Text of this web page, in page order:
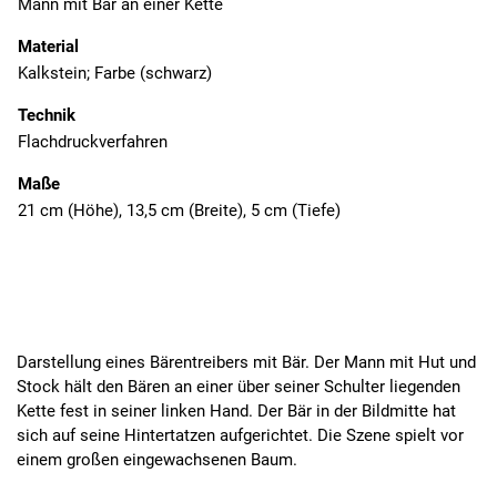
Mann mit Bär an einer Kette
Material
Kalkstein; Farbe (schwarz)
Technik
Flachdruckverfahren
Maße
21 cm (Höhe), 13,5 cm (Breite), 5 cm (Tiefe)
Darstellung eines Bärentreibers mit Bär. Der Mann mit Hut und
Stock hält den Bären an einer über seiner Schulter liegenden
Kette fest in seiner linken Hand. Der Bär in der Bildmitte hat
sich auf seine Hintertatzen aufgerichtet. Die Szene spielt vor
einem großen eingewachsenen Baum.